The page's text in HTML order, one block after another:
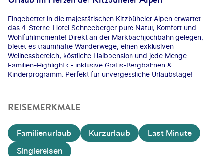
Eingebettet in die majestätischen Kitzbüheler Alpen erwartet
das 4-Sterne-Hotel Schneeberger pure Natur, Komfort und
Wohlfühlmomente! Direkt an der Markbachjochbahn gelegen,
bietet es traumhafte Wanderwege, einen exklusiven
Wellnessbereich, köstliche Halbpension und jede Menge
Familien-Highlights - inklusive Gratis-Bergbahnen &
Kinderprogramm. Perfekt für unvergessliche Urlaubstage!
REISEMERKMALE
Familienurlaub Kurzurlaub
Last Minute
Singlereisen